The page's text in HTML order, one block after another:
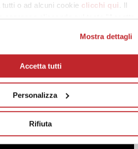
o ad alcuni cookie clicchi qui . Il
espresso cliccando sul tasto "Accetta
Mostra dettagli
Accetta tutti
Personalizza
Rifiuta
spessori sono frutto dell’innovazione
rispondono alla crescente esigenza di
progetto. Avere a disposizione, infatti,
collezione o serie specifiche in
architetti e committenti di studiare
o per porzioni di pareti, per un vero